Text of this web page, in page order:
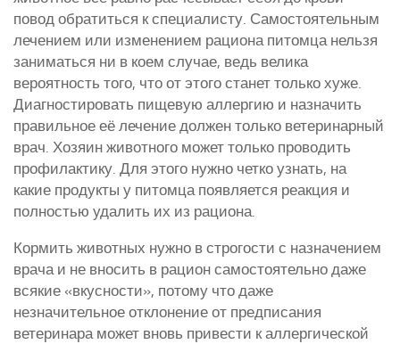
повод обратиться к специалисту. Самостоятельным
лечением или изменением рациона питомца нельзя
заниматься ни в коем случае, ведь велика
вероятность того, что от этого станет только хуже.
Диагностировать пищевую аллергию и назначить
правильное её лечение должен только ветеринарный
врач. Хозяин животного может только проводить
профилактику. Для этого нужно четко узнать, на
какие продукты у питомца появляется реакция и
полностью удалить их из рациона.
Кормить животных нужно в строгости с назначением
врача и не вносить в рацион самостоятельно даже
всякие «вкусности», потому что даже
незначительное отклонение от предписания
ветеринара может вновь привести к аллергической